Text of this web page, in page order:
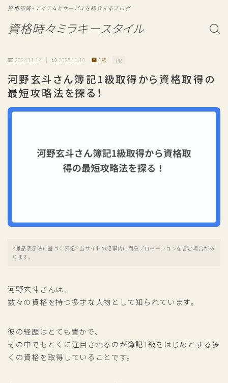
資格時々ミラキースタイル
資格知識・アイテムとサービスを紹介するブログ
2024.11.14 2025.11.10 1級 PR
河野玄斗さん簿記1級取得から資格取得の
最短攻略法を探る！
<景品表示法に基づく表記> 当サイトの記事内に商品プロモーションを含む場合があ
ります。
河野玄斗さんは、
数々の資格を持つ多才な人物として知られています。
彼の経歴はとても豊かで、
その中でもとくに注目されるのが簿記1級をはじめとする多
くの資格を取得していることです。